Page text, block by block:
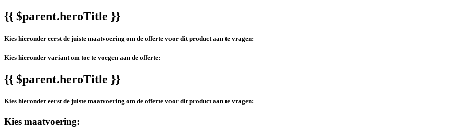
{{ $parent.heroTitle }}
Kies hieronder eerst de juiste maatvoering om de offerte voor dit product aan te vragen:
Kies hieronder variant om toe te voegen aan de offerte:
{{ $parent.heroTitle }}
Kies hieronder eerst de juiste maatvoering om de offerte voor dit product aan te vragen:
Kies maatvoering: